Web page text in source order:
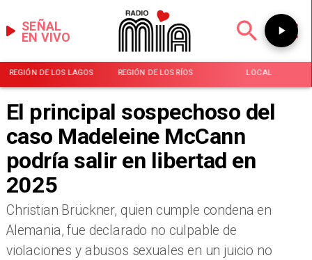
EN VIVO
SEÑAL
REGIÓN DE LOS LAGOS REGIÓN DE LOS RÍOS LOCAL
El principal sospechoso del
caso Madeleine McCann
podría salir en libertad en
2025
​Christian Brückner, quien cumple condena en
Alemania, fue declarado no culpable de
violaciones y abusos sexuales en un juicio no